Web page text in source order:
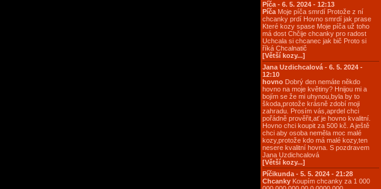
Píča - 6. 5. 2024 - 12:13
Píča Moje píča smrdí Protože z ní
chcanky prdí Hovno smrdí jak prase
Které kozy spase Moje píča už toho
má dost Chčije chcanky pro radost
Uchcala si chcanec jak bič Proto si
říká Chcalnatič
[Větší kozy...]
Jana Uzdichcalová - 6. 5. 2024 -
12:10
hovno Dobrý den nemáte někdo
hovno na moje květiny? Hnijou mi a
bojím se že mi uhynou,byla by to
škoda,protože krásně zdobí moji
zahradu. Prosím vás,aprdel chci
pořádně prověřit,ať je hovno kvalitní.
Hovno chci koupit za 500 kč. A ještě
chci aby osoba neměla moc malé
kozy,protože kdo má malé kozy,ten
nesere kvalitní hovna. S pozdravem
Jana Uzdichcalová
[Větší kozy...]
Píčikunda - 5. 5. 2024 - 21:28
Chcanky Koupím chcanky za 1 000